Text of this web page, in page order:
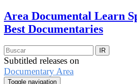
Area Documental Learn
Best Documentaries
Subtitled releases on
Documentary Area
Toggle navigation